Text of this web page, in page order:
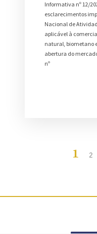
Informativa nº 12/
esclarecimentos
Nacional de
aplicável à
natural, biometano
abertura do
nº
1 2